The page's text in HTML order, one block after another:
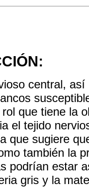
central,
que tiene la
el tejido
que sugiere
también la
podrían estar
gris y la